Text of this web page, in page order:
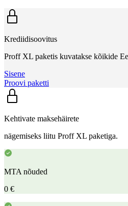
Krediidisoovitus
Proff XL paketis kuvatakse kõikide
Sisene
Proovi paketti
Kehtivate maksehäirete
nägemiseks liitu Proff XL paketiga.
MTA nõuded
0 €